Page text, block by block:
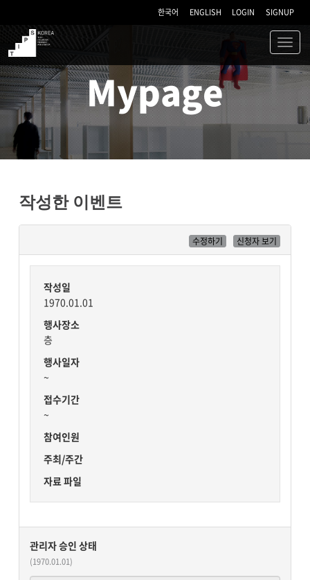
한국어 ENGLISH LOGIN SIGNUP
TIPS
Mypage
작성한 이벤트
수정하기 신청자 보기
작성일
1970.01.01
행사장소
층
행사일자
~
접수기간
~
참여인원
주최/주간
자료 파일
관리자 승인 상태
(1970.01.01)